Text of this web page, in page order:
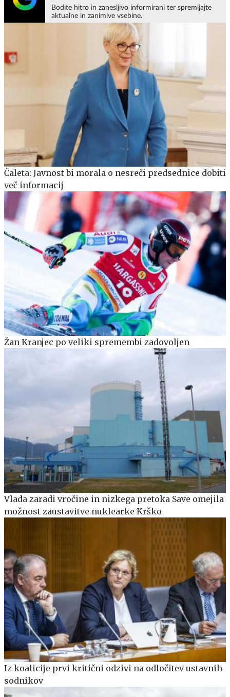
Bodite hitro in zanesljivo informirani ter spremljajte
aktualne in zanimive vsebine.
Čaleta: Javnost bi morala o nesreči predsednice dobiti
več informacij
Žan Kranjec po veliki spremembi zadovoljen
Vlada zaradi vročine in nizkega pretoka Save omejila
možnost zaustavitve nuklearke Krško
Iz koalicije prvi kritični odzivi na odločitev ustavnih
sodnikov